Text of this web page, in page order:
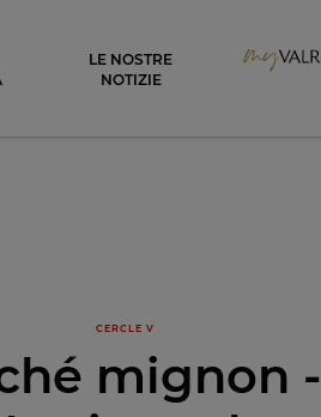
LE NOSTRE
NOTIZIE
CERCLE V
mignon -